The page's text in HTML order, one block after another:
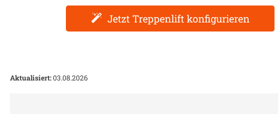
Jetzt Treppenlift konfigurieren
Aktualisiert:03.08.2026